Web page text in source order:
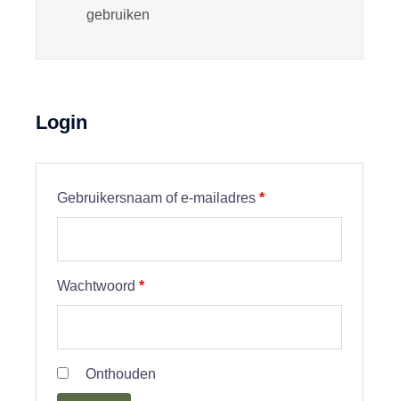
gebruiken
Login
Gebruikersnaam of e-mailadres *Vereist
Wachtwoord *Vereist
Onthouden